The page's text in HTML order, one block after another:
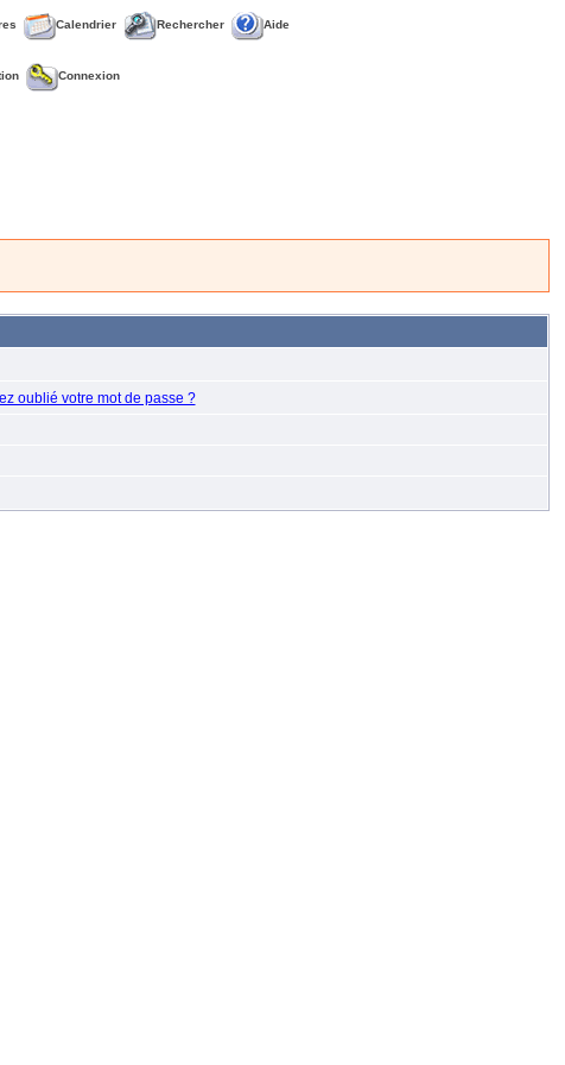
Calendrier Rechercher Aide
Connexion
oublié votre mot de passe ?